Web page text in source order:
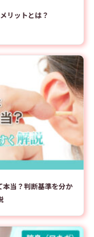
リットとは？
本当？判断基準を分か